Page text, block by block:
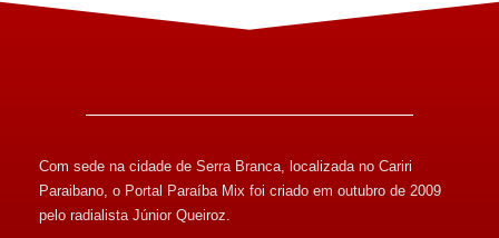
Com sede na cidade de Serra Branca, localizada no Cariri
Paraibano, o Portal Paraíba Mix foi criado em outubro de 2009
pelo radialista Júnior Queiroz.